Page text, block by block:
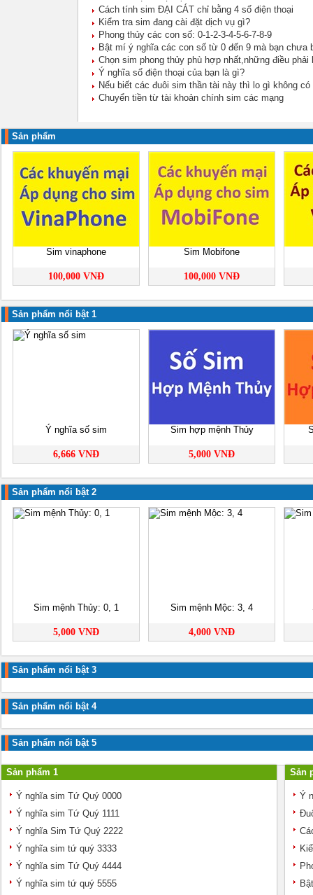
Cách tính sim ĐẠI CÁT chỉ bằng 4 số điện thoại
Kiểm tra sim đang cài đặt dịch vụ gì?
Phong thủy các con số: 0-1-2-3-4-5-6-7-8-9
Bật mí ý nghĩa các con số từ 0 đến 9 mà bạn chưa
Chọn sim phong thủy phù hợp nhất,những điều phải
Ý nghĩa số điện thoại của bạn là gì?
Nếu biết các đuôi sim thần tài này thì lo gì không có
Chuyển tiền từ tài khoản chính sim các mạng
Sản phẩm
Sim vinaphone
100,000 VNĐ
Sim Mobifone
100,000 VNĐ
Sản phẩm nổi bật 1
Ý nghĩa số sim
6,666 VNĐ
Sim hợp mệnh Thủy
5,000 VNĐ
Sản phẩm nổi bật 2
Sim mệnh Thủy: 0, 1
5,000 VNĐ
Sim mệnh Mộc: 3, 4
4,000 VNĐ
Sản phẩm nổi bật 3
Sản phẩm nổi bật 4
Sản phẩm nổi bật 5
Sản phẩm 1
Ý nghĩa sim Tứ Quý 0000
Ý nghĩa sim Tứ Quý 1111
Ý nghĩa Sim Tứ Quý 2222
Ý nghĩa sim tứ quý 3333
Ý nghĩa sim Tứ Quý 4444
Ý nghĩa sim tứ quý 5555
Sản
Ý